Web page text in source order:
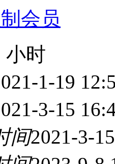
会员
小时
1-19
3-15
间2021-3-